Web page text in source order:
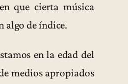
que cierta música
algo de índice.
en la edad del
medios apropiados